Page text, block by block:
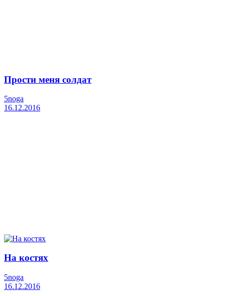
Прости меня солдат
5noga
16.12.2016
На костях
5noga
16.12.2016